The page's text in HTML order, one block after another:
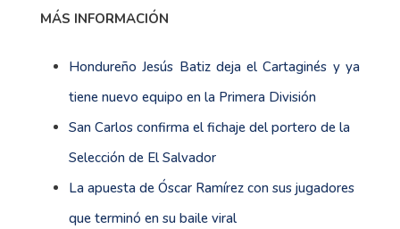
MÁS INFORMACIÓN
Hondureño Jesús Batiz deja el Cartaginés y ya
tiene nuevo equipo en la Primera División
San Carlos confirma el fichaje del portero de la
Selección de El Salvador
La apuesta de Óscar Ramírez con sus jugadores
que terminó en su baile viral